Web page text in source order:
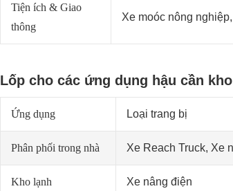
Tiện ích & Giao
thông
Xe moóc nông
Lốp cho các ứng dụng hậu cần
Ứng dụng Loại trang bị
Phân phối trong nhà Xe Reach Truck, Xe
Kho lạnh Xe nâng điện